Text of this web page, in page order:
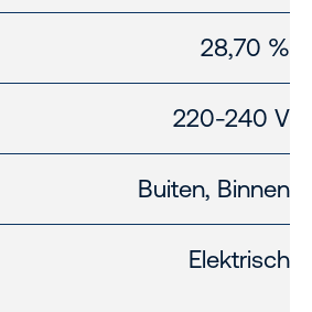
28,70 %
220-240 V
Buiten, Binnen
Elektrisch